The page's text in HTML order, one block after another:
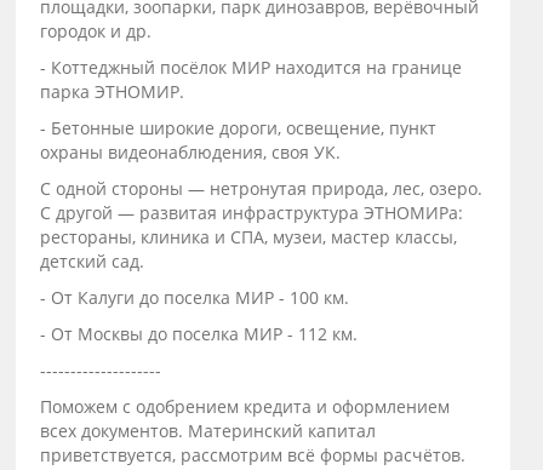
площадки, зоопарки, парк динозавров, верёвочный
городок и др.
- Коттеджный посёлок МИР находится на границе
парка ЭТНОМИР.
- Бетонные широкие дороги, освещение, пункт
охраны видеонаблюдения, своя УК.
С одной стороны — нетронутая природа, лес, озеро.
С другой — развитая инфраструктура ЭТНОМИРа:
рестораны, клиника и СПА, музеи, мастер классы,
детский сад.
- От Калуги до поселка МИР - 100 км.
- От Москвы до поселка МИР - 112 км.
--------------------
Поможем с одобрением кредита и оформлением
всех документов. Материнский капитал
приветствуется, рассмотрим всё формы расчётов.